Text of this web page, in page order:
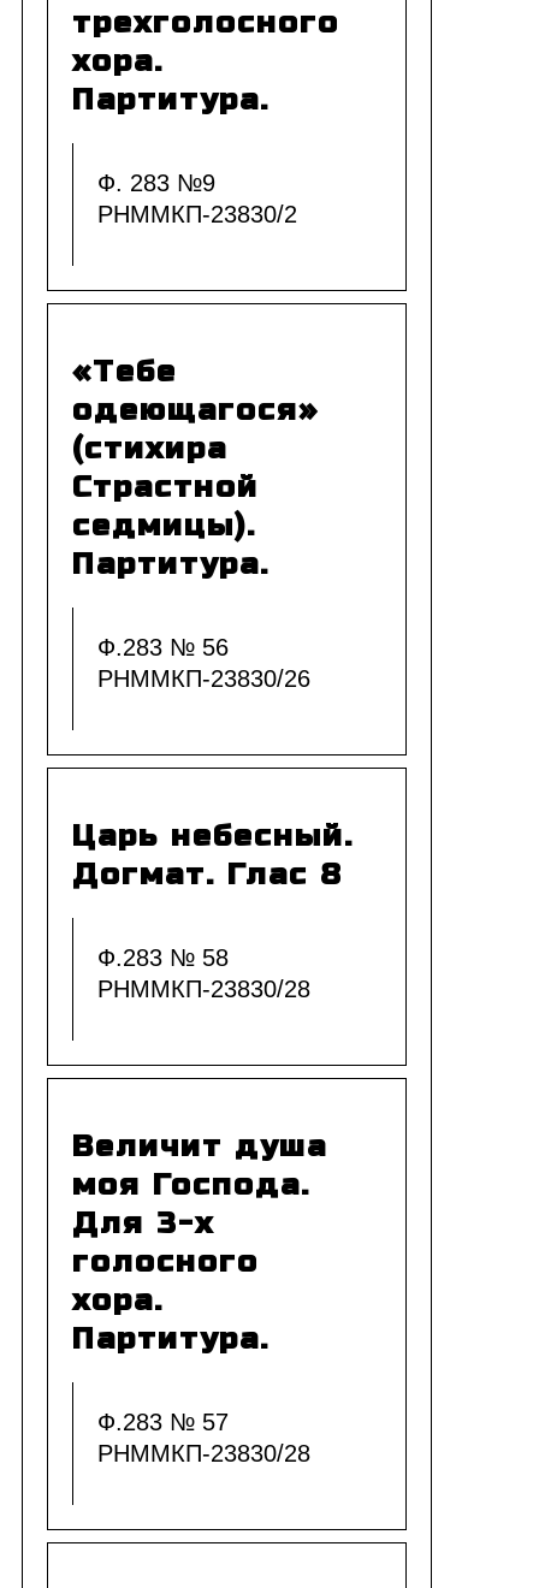
трехголосного
хора.
Партитура.
Ф. 283 №9
РНММКП-23830/2
«Тебе
одеющагося»
(стихира
Страстной
седмицы).
Партитура.
Ф.283 № 56
РНММКП-23830/26
Царь небесный.
Догмат. Глас 8
Ф.283 № 58
РНММКП-23830/28
Величит душа
моя Господа.
Для 3-х
голосного
хора.
Партитура.
Ф.283 № 57
РНММКП-23830/28